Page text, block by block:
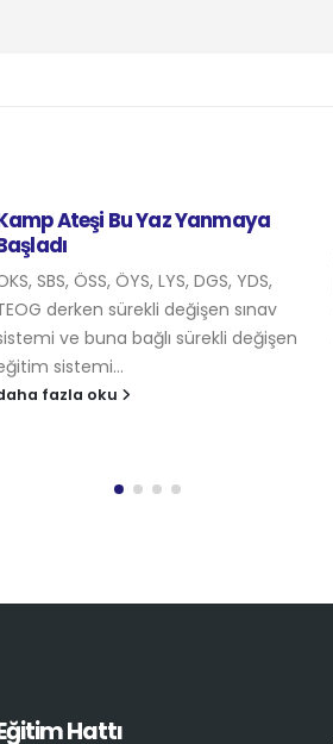
Medya Çılgınlığı
medya yaşantımızın ayrılmaz
parçası haline geldi. Son 2 yıldır
çiftlerin birbirlerinden en çok şikayet
konuların başında geliyor...
fazla oku
Hattı